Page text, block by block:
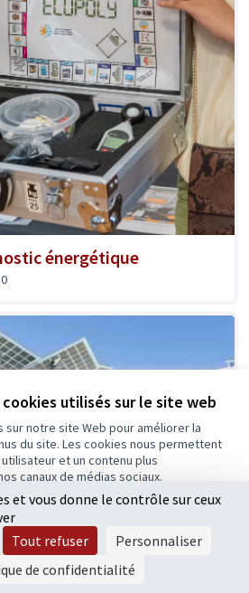
utilisés sur le site web
sur notre site Web pour améliorer la
du site. Les cookies nous permettent
et un contenu plus
canaux de médias sociaux.
Tout accepter
les cookies essentiels
Paramètres
énergétique
0
et vous donne le contrôle sur ceux
Tout refuser
Personnaliser
de confidentialité